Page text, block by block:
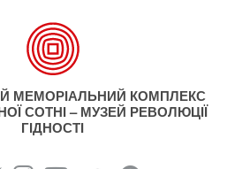
МЕМОРІАЛЬНИЙ КОМПЛЕКС
СОТНІ – МУЗЕЙ РЕВОЛЮЦІЇ
ГІДНОСТІ